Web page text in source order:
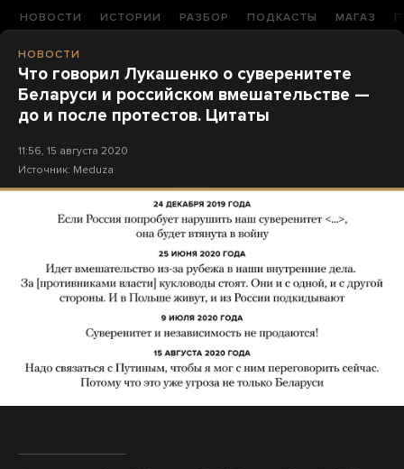
НОВОСТИ ИСТОРИИ РАЗБОР ПОДКАСТЫ МАГАЗ
НОВОСТИ
Что говорил Лукашенко о суверенитете
Беларуси и российском вмешательстве —
до и после протестов. Цитаты
11:56, 15 августа 2020
Источник: Meduza